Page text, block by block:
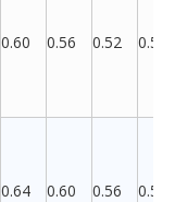
0.60 0.56 0.52 0.51
0.64 0.60 0.56 0.55